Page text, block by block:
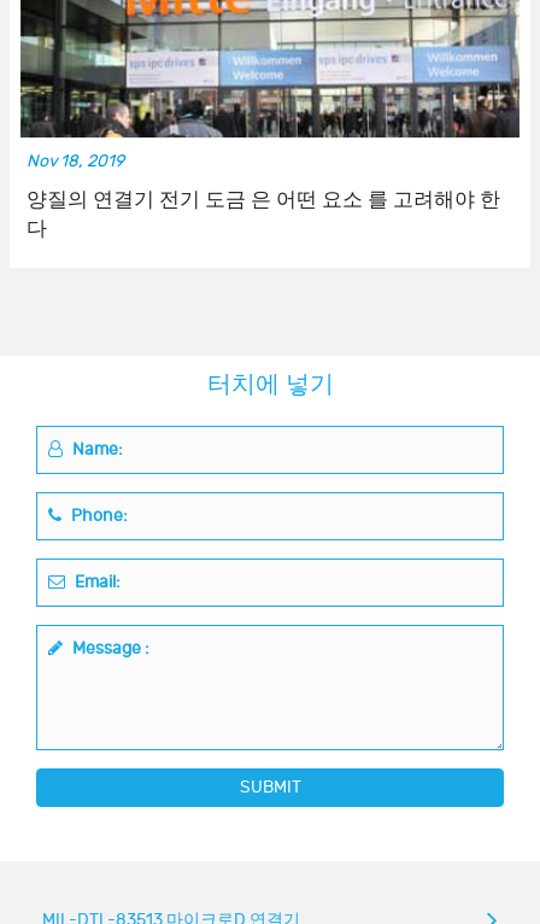
Nov 18, 2019
양질의 연결기 전기 도금 은 어떤 요소 를 고려해야 한
다
터치에 넣기
Name:
Phone:
Email:
Message :
SUBMIT
MIL-DTL-83513 마이크로D 연결기